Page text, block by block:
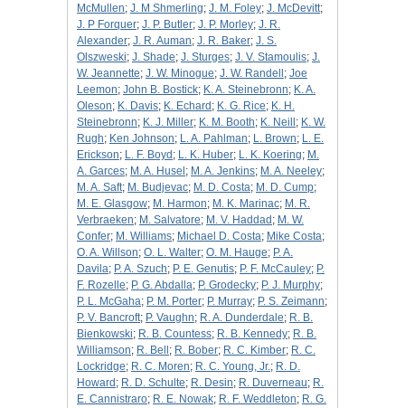
McMullen; J. M Shmerling; J. M. Foley; J. McDevitt;
J. P Forquer; J. P. Butler; J. P. Morley; J. R.
Alexander; J. R. Auman; J. R. Baker; J. S.
Olszweski; J. Shade; J. Sturges; J. V. Stamoulis; J.
W. Jeannette; J. W. Minogue; J. W. Randell ; Joe
Leemon; John B. Bostick; K. A. Steinebronn; K. A.
Oleson; K. Davis; K. Echard ; K. G. Rice; K. H.
Steinebronn; K. J. Miller; K. M. Booth; K. Neill ; K. W.
Rugh; Ken Johnson; L. A. Pahlman; L. Brown; L. E.
Erickson; L. F. Boyd ; L. K. Huber; L. K. Koering; M.
A. Garces; M. A. Husel ; M. A. Jenkins; M. A. Neeley;
M. A. Saft; M. Budjevac; M. D. Costa; M. D. Cump;
M. E. Glasgow; M. Harmon; M. K. Marinac; M. R.
Verbraeken; M. Salvatore; M. V. Haddad ; M. W.
Confer; M. Williams; Michael D. Costa; Mike Costa;
O. A. Willson; O. L. Walter; O. M. Hauge; P. A.
Davila; P. A. Szuch; P. E. Genutis; P. F. McCauley; P.
F. Rozelle; P. G. Abdalla; P. Grodecky; P. J. Murphy;
P. L. McGaha; P. M. Porter; P. Murray; P. S. Zeimann;
P. V. Bancroft; P. Vaughn; R. A. Dunderdale; R. B.
Bienkowski; R. B. Countess; R. B. Kennedy; R. B.
Williamson; R. Bell ; R. Bober; R. C. Kimber; R. C.
Lockridge; R. C. Moren; R. C. Young, Jr.; R. D.
Howard ; R. D. Schulte; R. Desin; R. Duverneau; R.
E. Cannistraro; R. E. Nowak; R. F. Weddleton; R. G.